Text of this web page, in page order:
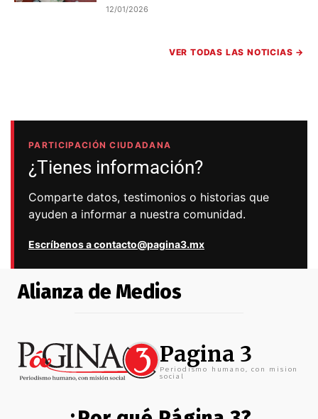
12/01/2026
VER TODAS LAS NOTICIAS →
PARTICIPACIÓN CIUDADANA
¿Tienes información?
Comparte datos, testimonios o historias que
ayuden a informar a nuestra comunidad.
Escríbenos a contacto@pagina3.mx
Alianza de Medios
Pagina 3
Periodismo humano, con mision
social